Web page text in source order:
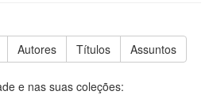
Autores Títulos Assuntos
e nas suas coleções: